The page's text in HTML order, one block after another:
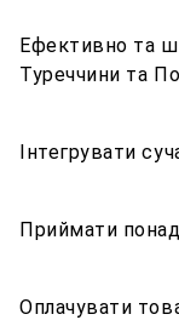
Ефективно та
Туреччини та
Інтегрувати
Приймати
Оплачувати